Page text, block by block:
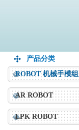
产品分类
ROBOT 机械手模组
AR ROBOT
LPK ROBOT